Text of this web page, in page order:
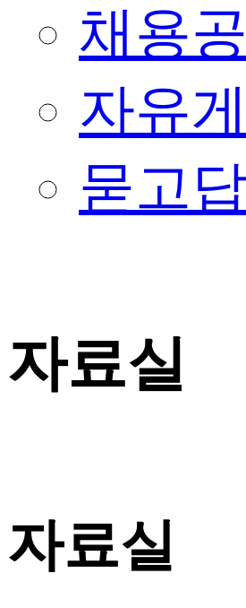
채용
자유
묻고
자료실
자료실